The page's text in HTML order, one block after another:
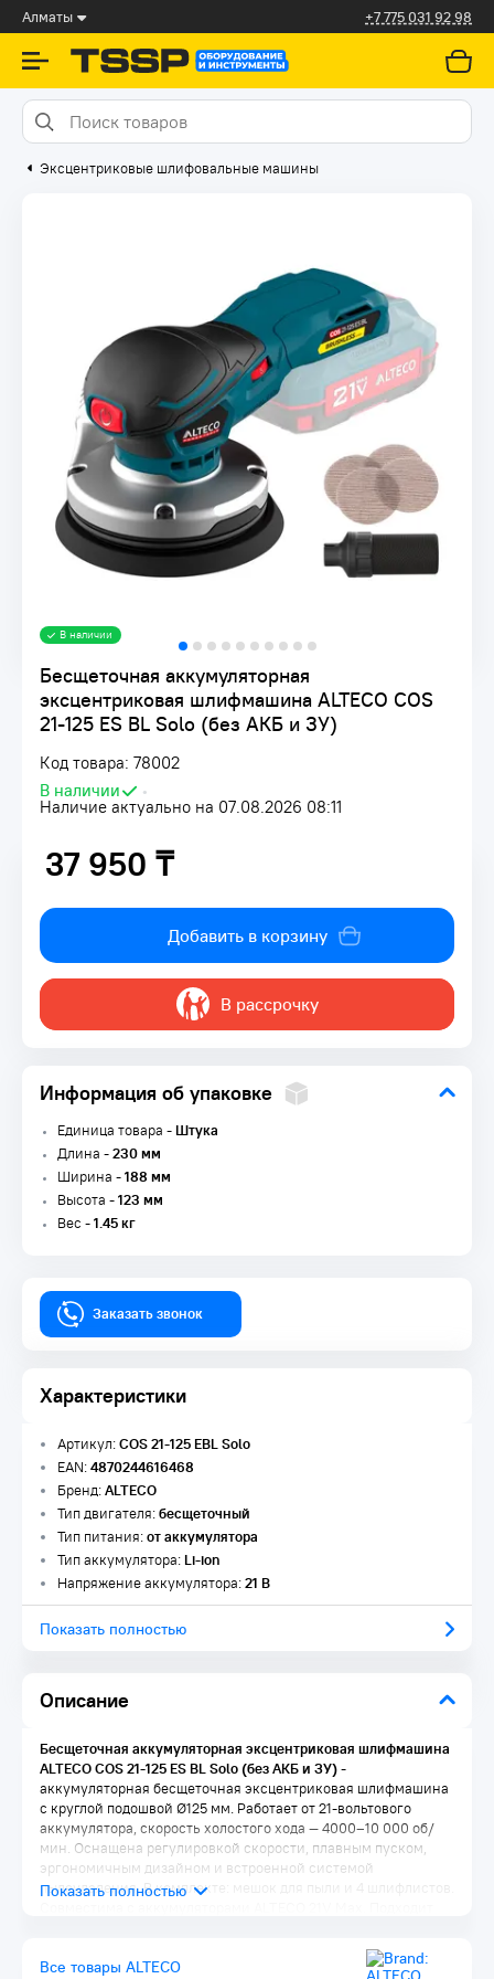
Алматы +7 775 031 92 98
Эксцентриковые шлифовальные машины
Бесщеточная аккумуляторная
эксцентриковая шлифмашина ALTECO COS
21-125 ES BL Solo (без АКБ и ЗУ)
Код товара: 78002
В наличии
•
Наличие актуально на 07.08.2026 08:11
В наличии
37 950 ₸
37 950 ₸
Добавить в корзину
В рассрочку
Информация об упаковке
Единица товара -Штука
Длина -230 мм
Ширина -188 мм
Высота -123 мм
Вес -1.45 кг
Заказать звонок
Характеристики
Описание
Артикул:COS 21-125 EBL Solo
EAN:4870244616468
Бренд:ALTECO
Тип двигателя:бесщеточный
Тип питания:от аккумулятора
Тип аккумулятора:Li-ion
Напряжение аккумулятора:21 В
Показать полностью
Бесщеточная аккумуляторная эксцентриковая шлифмашина
ALTECO COS 21-125 ES BL Solo (без АКБ и ЗУ)-
аккумуляторная бесщеточная эксцентриковая шлифмашина
с круглой подошвой Ø125 мм. Работает от 21-вольтового
аккумулятора, скорость холостого хода — 4000–10 000 об/
мин. Оснащена регулировкой скорости, плавным пуском,
эргономичным дизайном и встроенной системой
пылеудаления. В комплекте: мешок для пыли и 4 шлифлистов.
Все товары ALTECO